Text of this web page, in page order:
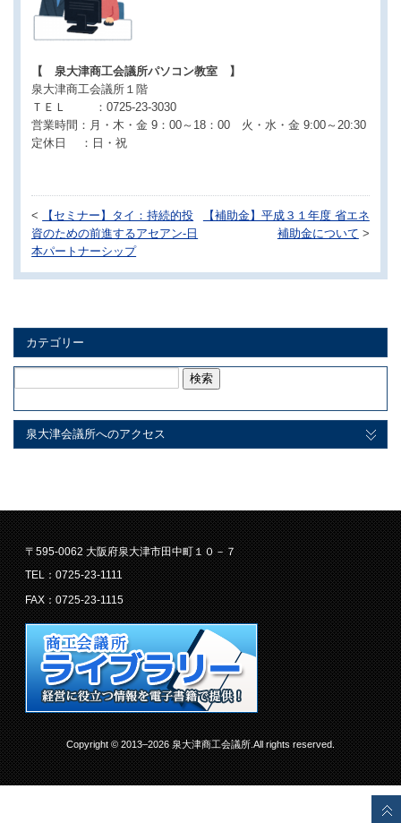
【 泉大津商工会議所パソコン教室 】
泉大津商工会議所１階
ＴＥＬ ：0725-23-3030
営業時間：月・木・金 9：00～18：00 火・水・金 9:00～20:30
定休日 ：日・祝
<
【セミナー】タイ：持続的投
資のための前進するアセアン-日
本パートナーシップ
【補助金】平成３１年度 省エネ
補助金について >
カテゴリー
泉大津会議所へのアクセス
〒595-0062 大阪府泉大津市田中町１０－７
TEL：0725-23-1111
FAX：0725-23-1115
Copyright © 2013–2026 泉大津商工会議所.All rights reserved.